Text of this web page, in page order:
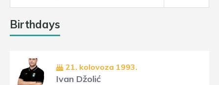
Birthdays
21. kolovoza 1993.
Ivan Džolić